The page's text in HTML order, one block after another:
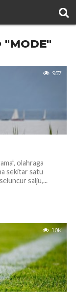
"MODE"
957
olahraga
sekitar satu
salju,...
1.0K